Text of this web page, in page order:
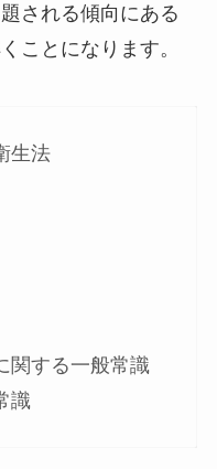
される傾向にある
ことになります。
生法
関する一般常識
識